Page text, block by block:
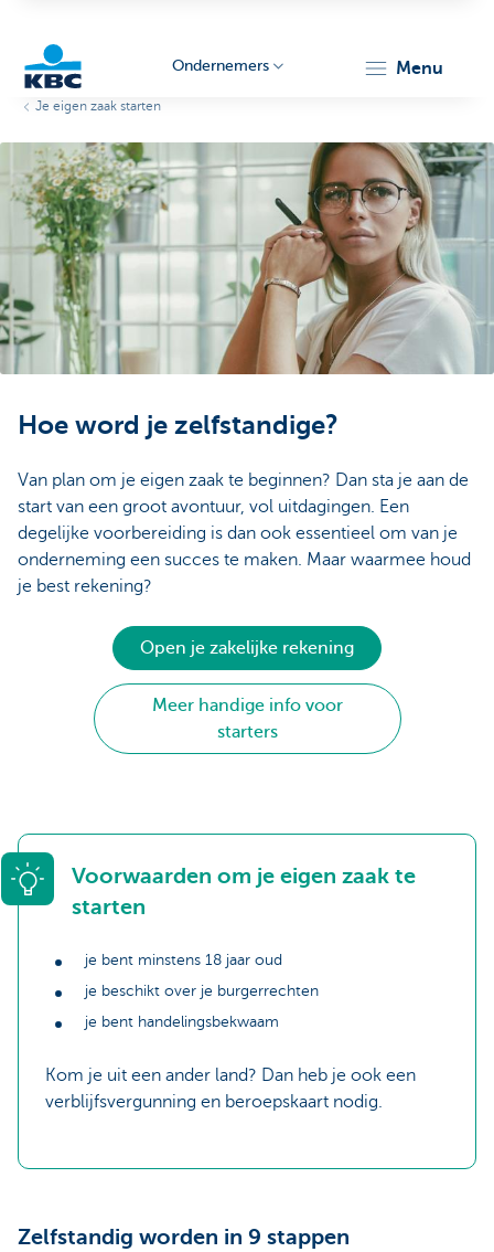
Ondernemers
Ondernemers menu
Je eigen zaak starten
Hoe word je zelfstandige?
Van plan om je eigen zaak te beginnen? Dan sta je aan de
start van een groot avontuur, vol uitdagingen. Een
degelijke voorbereiding is dan ook essentieel om van je
onderneming een succes te maken. Maar waarmee houd
je best rekening?
Open je zakelijke rekening
Meer handige info voor
starters
Voorwaarden om je eigen zaak te
starten
je bent minstens 18 jaar oud
je beschikt over je burgerrechten
je bent handelingsbekwaam
Kom je uit een ander land? Dan heb je ook een
verblijfsvergunning en beroepskaart nodig.
Zelfstandig worden in 9 stappen